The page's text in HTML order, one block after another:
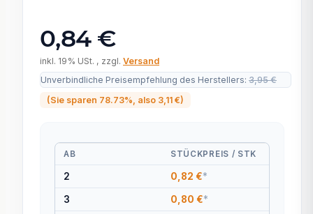
0,84 €
inkl. 19% USt. , zzgl. Versand
Unverbindliche Preisempfehlung des Herstellers: 3,95 €
(Sie sparen 78.73% , also 3,11 €)
AB STÜCKPREIS / STK
2 0,82 €*
3 0,80 €*